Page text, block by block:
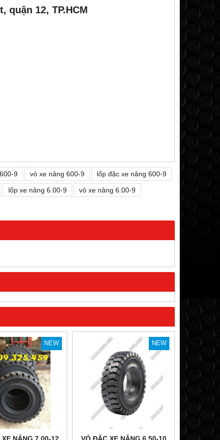
quận 12, TP.HCM
9 vỏ xe nâng 600-9 lốp đặc xe nâng 600-9
lốp xe nâng 6.00-9 vỏ xe nâng 6.00-9
NEW
NÂNG 7.00-12
NEW
VỎ ĐẶC XE NÂNG 6.50-10